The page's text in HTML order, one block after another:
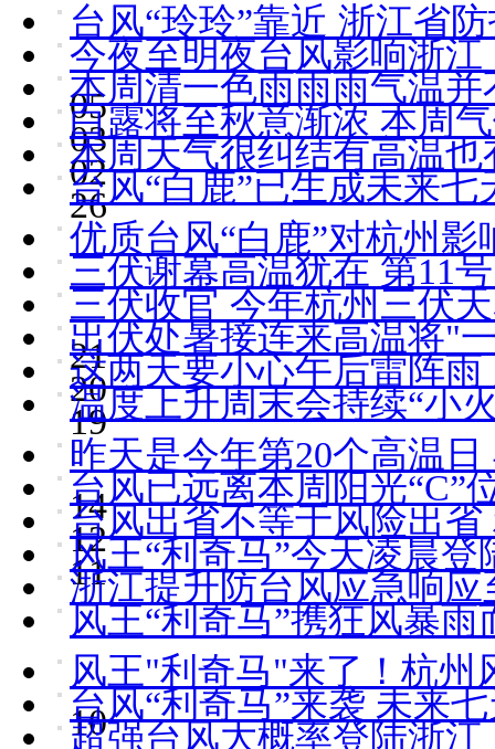
台风“玲玲”靠近 浙江省
今夜至明夜台风影响浙
05
本周清一色雨雨雨气温
03
白露将至秋意渐浓 本周
02
本周天气很纠结有高温
26
台风“白鹿”已生成未来七
优质台风“白鹿”对杭州
三伏谢幕高温犹在 第11
三伏收官 今年杭州三伏
21
出伏处暑接连来高温将"
20
这两天要小心午后雷阵
19
温度上升周末会持续“小
昨天是今年第20个高温
14
台风已远离本周阳光“C”
12
台风出省不等于风险出
11
风王“利奇马”今天凌晨登
浙江提升防台风应急响应
风王“利奇马”携狂风暴
风王"利奇马"来了！杭州
10
台风“利奇马”来袭 未来
超强台风大概率登陆浙